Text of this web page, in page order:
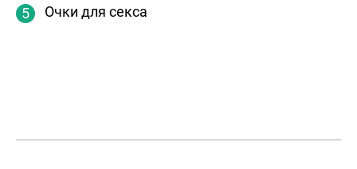
Очки для секса